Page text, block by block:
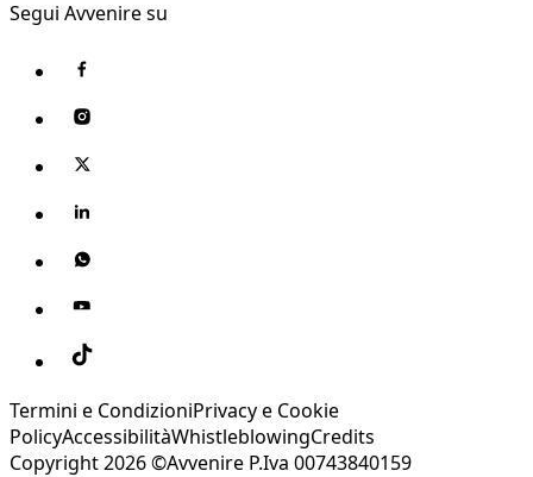
Segui Avvenire su
Termini e CondizioniPrivacy e Cookie
PolicyAccessibilitàWhistleblowingCredits
Copyright 2026 ©Avvenire P.Iva 00743840159